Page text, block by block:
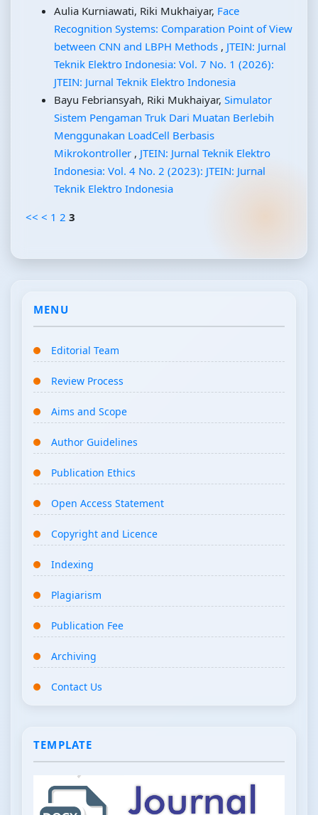
Aulia Kurniawati, Riki Mukhaiyar, Face
Recognition Systems: Comparation Point of View
between CNN and LBPH Methods , JTEIN: Jurnal
Teknik Elektro Indonesia: Vol. 7 No. 1 (2026):
JTEIN: Jurnal Teknik Elektro Indonesia
Bayu Febriansyah, Riki Mukhaiyar, Simulator
Sistem Pengaman Truk Dari Muatan Berlebih
Menggunakan LoadCell Berbasis
Mikrokontroller , JTEIN: Jurnal Teknik Elektro
Indonesia: Vol. 4 No. 2 (2023): JTEIN: Jurnal
Teknik Elektro Indonesia
<< < 1 2 3
MENU
Editorial Team
Review Process
Aims and Scope
Author Guidelines
Publication Ethics
Open Access Statement
Copyright and Licence
Indexing
Plagiarism
Publication Fee
Archiving
Contact Us
TEMPLATE